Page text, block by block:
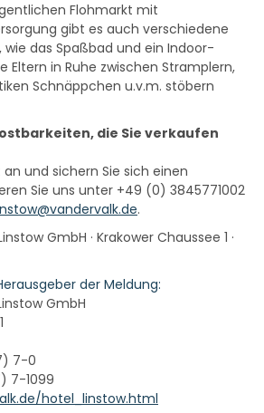
Flohmarkt mit
gibt es auch verschiedene
das Spaßbad und ein Indoor-
Eltern in Ruhe zwischen Stramplern,
Schnäppchen u.v.m. stöbern
die Sie verkaufen
und sichern Sie sich einen
Sie uns unter +49 (0) 3845771002
.
GmbH · Krakower Chaussee 1 ·
der Meldung:
GmbH
7-0
7-1099
hotel_linstow.html